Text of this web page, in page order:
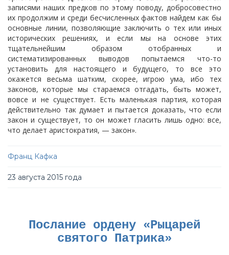
записями наших предков по этому поводу, добросовестно
их продолжим и среди бесчисленных фактов найдем как бы
основные линии, позволяющие заключить о тех или иных
исторических решениях, и если мы на основе этих
тщательнейшим образом отобранных и
систематизированных выводов попытаемся что-то
установить для настоящего и будущего, то все это
окажется весьма шатким, скорее, игрою ума, ибо тех
законов, которые мы стараемся отгадать, быть может,
вовсе и не существует. Есть маленькая партия, которая
действительно так думает и пытается доказать, что если
закон и существует, то он может гласить лишь одно: все,
что делает аристократия, — закон».
Франц Кафка
23 августа 2015 года
Послание ордену «Рыцарей
святого Патрика»